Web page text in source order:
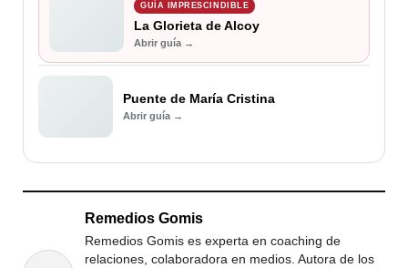
GUÍA IMPRESCINDIBLE
La Glorieta de Alcoy
Abrir guía →
Puente de María Cristina
Abrir guía →
Remedios Gomis
Remedios Gomis es experta en coaching de
relaciones, colaboradora en medios. Autora de los